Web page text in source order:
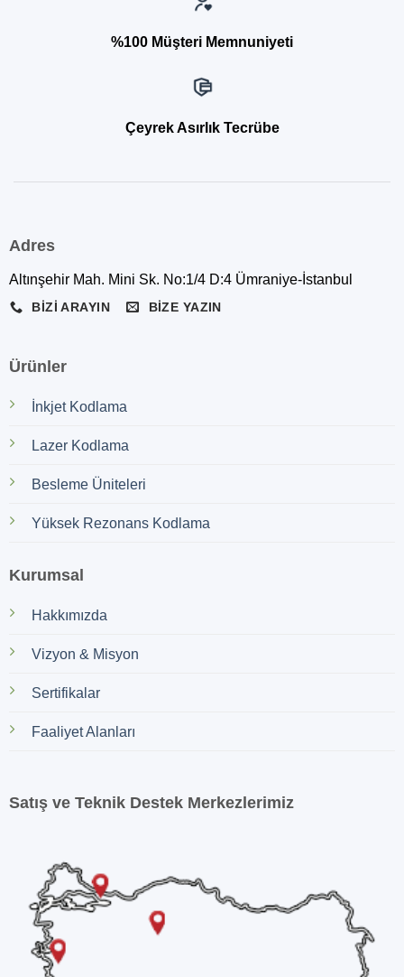
%100 Müşteri Memnuniyeti
Çeyrek Asırlık Tecrübe
Adres
Altınşehir Mah. Mini Sk. No:1/4 D:4 Ümraniye-İstanbul
BIZI ARAYIN BIZE YAZIN
Ürünler
İnkjet Kodlama
Lazer Kodlama
Besleme Üniteleri
Yüksek Rezonans Kodlama
Kurumsal
Hakkımızda
Vizyon & Misyon
Sertifikalar
Faaliyet Alanları
Satış ve Teknik Destek Merkezlerimiz